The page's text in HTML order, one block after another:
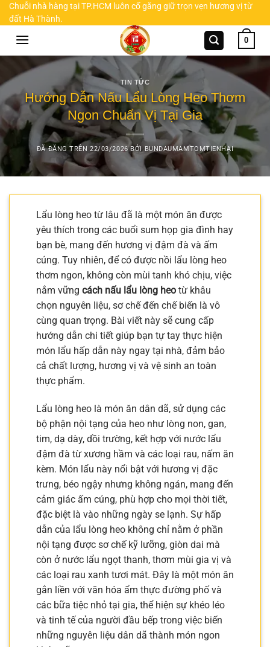
Chuyển
đến
Chuỗi nhà hàng tại TP.HCM luôn cố gắng giữ trọn vẹn hương vị từ
đất Hà Thành.
0
TIN TỨC
Hướng Dẫn Nấu Lẩu Lòng Heo Thơm
Ngon Chuẩn Vị Tại Gia
ĐÃ ĐĂNG TRÊN22/03/2026 BỞI BUNDAUMAMTOMTIENHAI
Lẩu lòng heo từ lâu đã là một món ăn được
yêu thích trong các buổi sum họp gia đình hay
bạn bè, mang đến hương vị đậm đà và ấm
cúng. Tuy nhiên, để có được nồi lẩu lòng heo
thơm ngon, không còn mùi tanh khó chịu, việc
nắm vững cách nấu lẩu lòng heo từ khâu
chọn nguyên liệu, sơ chế đến chế biến là vô
cùng quan trọng. Bài viết này sẽ cung cấp
hướng dẫn chi tiết giúp bạn tự tay thực hiện
món lẩu hấp dẫn này ngay tại nhà, đảm bảo
cả chất lượng, hương vị và vệ sinh an toàn
thực phẩm.
Lẩu lòng heo là món ăn dân dã, sử dụng các
bộ phận nội tạng của heo như lòng non, gan,
tim, dạ dày, dồi trường, kết hợp với nước lẩu
đậm đà từ xương hầm và các loại rau, nấm ăn
kèm. Món lẩu này nổi bật với hương vị đặc
trưng, béo ngậy nhưng không ngán, mang đến
cảm giác ấm cúng, phù hợp cho mọi thời tiết,
đặc biệt là vào những ngày se lạnh. Sự hấp
dẫn của lẩu lòng heo không chỉ nằm ở phần
nội tạng được sơ chế kỹ lưỡng, giòn dai mà
còn ở nước lẩu ngọt thanh, thơm mùi gia vị và
các loại rau xanh tươi mát. Đây là một món ăn
gắn liền với văn hóa ẩm thực đường phố và
các bữa tiệc nhỏ tại gia, thể hiện sự khéo léo
và tinh tế của người đầu bếp trong việc biến
những nguyên liệu dân dã thành món ngon